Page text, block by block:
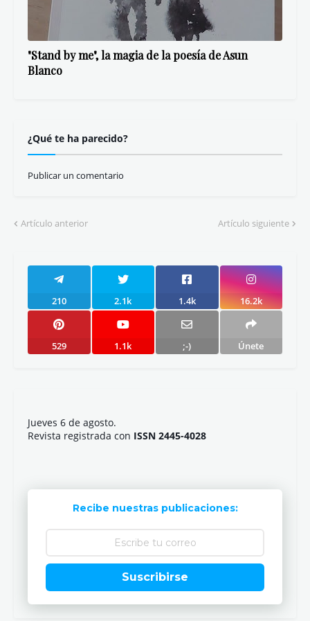
"Stand by me", la magia de la poesía de Asun
Blanco
¿Qué te ha parecido?
Publicar un comentario
Artículo anterior Artículo siguiente
210 2.1k 1.4k 16.2k
529 1.1k ;-) Únete